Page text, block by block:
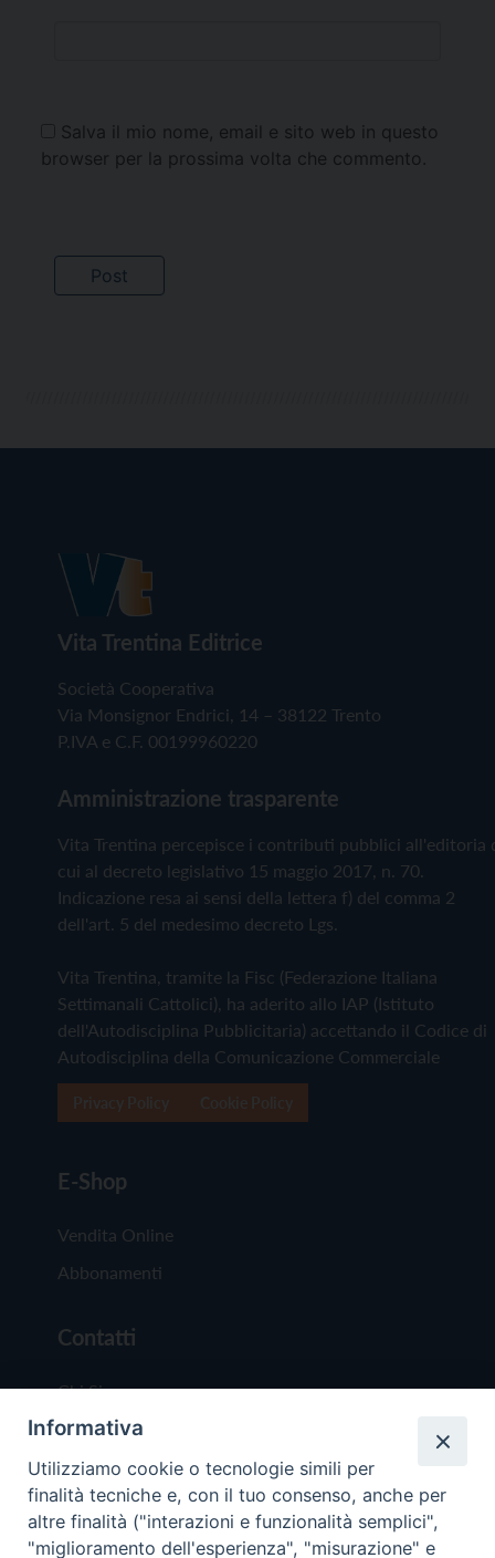
Salva il mio nome, email e sito web in questo
browser per la prossima volta che commento.
Vita Trentina Editrice
Società Cooperativa
Via Monsignor Endrici, 14 – 38122 Trento
P.IVA e C.F. 00199960220
Amministrazione trasparente
Vita Trentina percepisce i contributi pubblici all'editoria
cui al decreto legislativo 15 maggio 2017, n. 70.
Indicazione resa ai sensi della lettera f) del comma 2
dell'art. 5 del medesimo decreto Lgs.
Vita Trentina, tramite la Fisc (Federazione Italiana
Settimanali Cattolici), ha aderito allo IAP (Istituto
dell'Autodisciplina Pubblicitaria) accettando il Codice di
Autodisciplina della Comunicazione Commerciale
E-Shop
Vendita Online
Abbonamenti
Contatti
Chi Siamo
Redazione
Scrivici
Informativa
Utilizziamo cookie o tecnologie simili per
finalità tecniche e, con il tuo consenso, anche per
altre finalità ("interazioni e funzionalità semplici",
"miglioramento dell'esperienza", "misurazione" e